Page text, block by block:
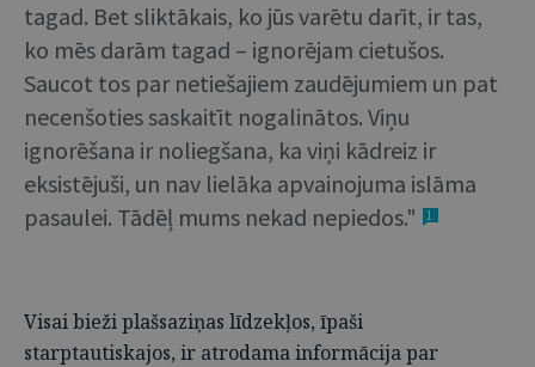
tagad. Bet sliktākais, ko jūs varētu darīt, ir tas,
ko mēs darām tagad – ignorējam cietušos.
Saucot tos par netiešajiem zaudējumiem un pat
necenšoties saskaitīt nogalinātos. Viņu
ignorēšana ir noliegšana, ka viņi kādreiz ir
eksistējuši, un nav lielāka apvainojuma islāma
pasaulei. Tādēļ mums nekad nepiedos."
1
Visai bieži plašsaziņas līdzekļos, īpaši
starptautiskajos, ir atrodama informācija par